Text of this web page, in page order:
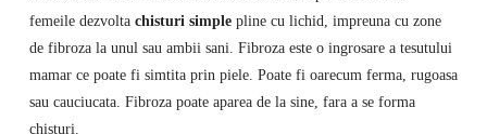
femeile dezvolta chisturi simplepline cu lichid, impreuna cu zone
de fibroza la unul sau ambii sani. Fibroza este o ingrosare a tesutului
mamar ce poate fi simtita prin piele. Poate fi oarecum ferma, rugoasa
sau cauciucata. Fibroza poate aparea de la sine, fara a se forma
chisturi.